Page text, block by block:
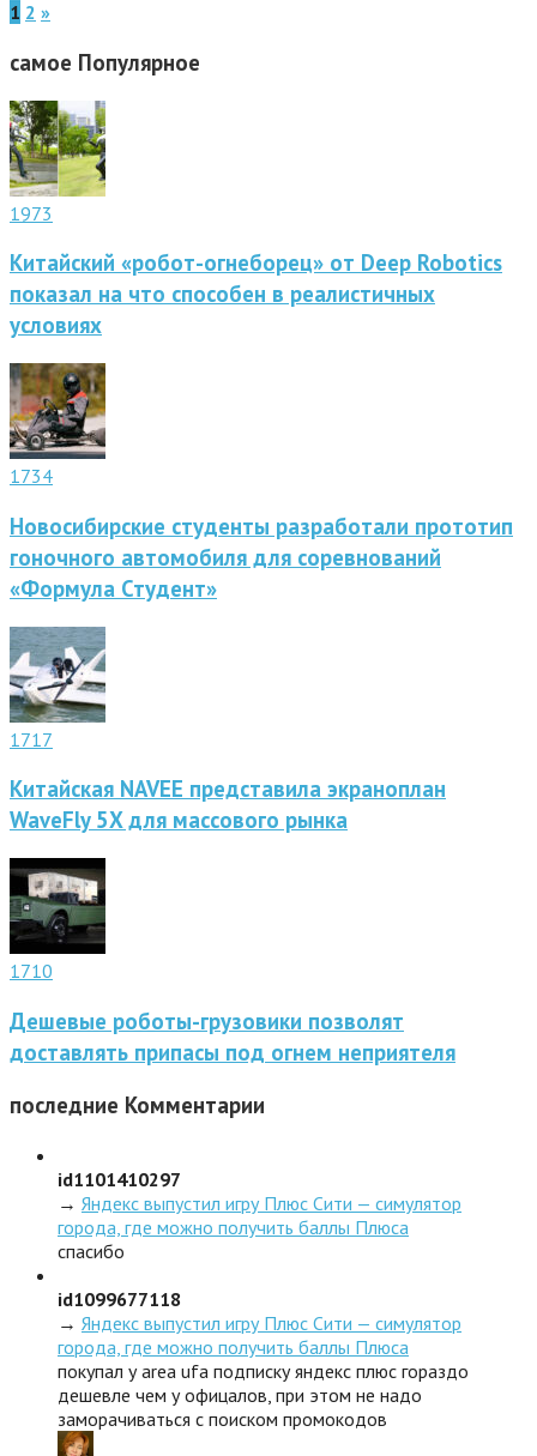
1 2 »
самое Популярное
1973
Китайский «робот-огнеборец» от Deep Robotics
показал на что способен в реалистичных
условиях
1734
Новосибирские студенты разработали прототип
гоночного автомобиля для соревнований
«Формула Студент»
1717
Китайская NAVEE представила экраноплан
WaveFly 5X для массового рынка
1710
Дешевые роботы-грузовики позволят
доставлять припасы под огнем неприятеля
последние Комментарии
id1101410297
→ Яндекс выпустил игру Плюс Сити — симулятор
города, где можно получить баллы Плюса
спасибо
id1099677118
→ Яндекс выпустил игру Плюс Сити — симулятор
города, где можно получить баллы Плюса
покупал у area ufa подписку яндекс плюс гораздо
дешевле чем у офицалов, при этом не надо
заморачиваться с поиском промокодов